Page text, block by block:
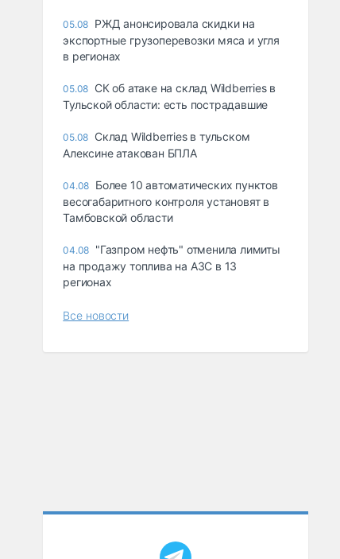
05.08 РЖД анонсировала скидки на
экспортные грузоперевозки мяса и угля
в регионах
05.08 СК об атаке на склад Wildberries в
Тульской области: есть пострадавшие
05.08 Склад Wildberries в тульском
Алексине атакован БПЛА
04.08 Более 10 автоматических пунктов
весогабаритного контроля установят в
Тамбовской области
04.08 "Газпром нефть" отменила лимиты
на продажу топлива на АЗС в 13
регионах
Все новости